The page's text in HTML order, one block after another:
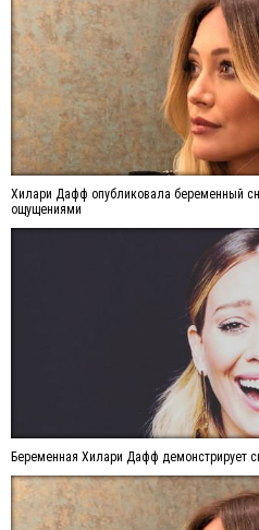
Хилари Дафф опубликовала беременный
ощущениями
Беременная Хилари Дафф демонстрирует